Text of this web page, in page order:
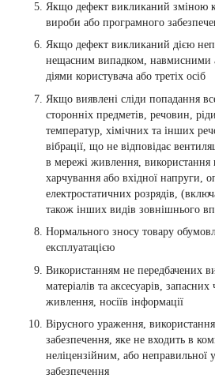
Якщо дефект викликаний зміною
вироби або програмного
Якщо дефект викликаний дією
нещасним випадком, навмисними
діями користувача або третіх осіб
Якщо виявлені сліди попадання
сторонніх предметів, речовин,
температур, хімічних та інших
вібрації, що не відповідає
в мережі живлення, використання
харчування або вхідної напруги,
електростатичних розрядів,
також інших видів зовнішнього
Нормального зносу товару
експлуатацією
Використанням не передбачених
матеріалів та аксесуарів,
живлення, носіїв інформації
Вірусного ураження,
забезпечення, яке не входить в
неліцензійним, або неправильної
забезпечення